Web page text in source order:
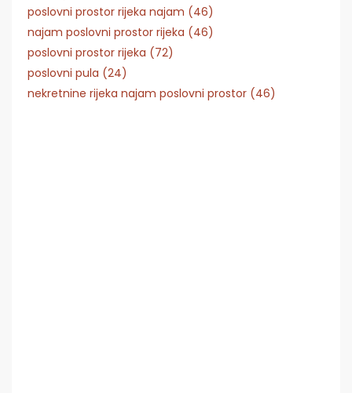
poslovni prostor rijeka najam (46)
najam poslovni prostor rijeka (46)
poslovni prostor rijeka (72)
poslovni pula (24)
nekretnine rijeka najam poslovni prostor (46)